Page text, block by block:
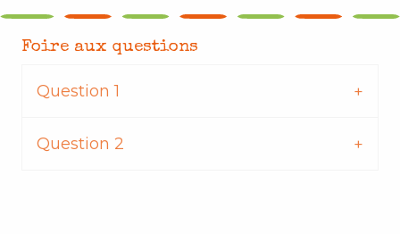
Foire aux questions
Question 1
Question 2